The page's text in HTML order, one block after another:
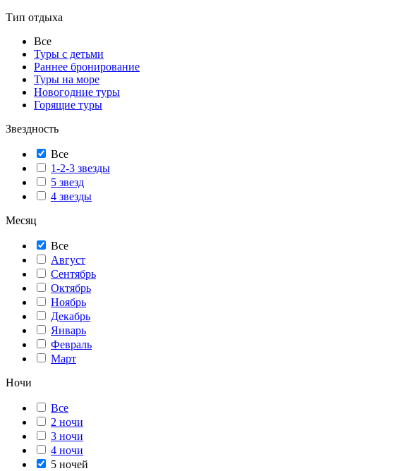
Тип отдыха
Все
Туры с детьми
Раннее бронирование
Туры на море
Новогодние туры
Горящие туры
Звездность
Все
1-2-3 звезды
5 звезд
4 звезды
Месяц
Все
Август
Сентябрь
Октябрь
Ноябрь
Декабрь
Январь
Февраль
Март
Ночи
Все
2 ночи
3 ночи
4 ночи
5 ночей